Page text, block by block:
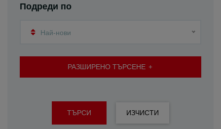
Подреди по
Най-нови
РАЗШИРЕНО ТЪРСЕНЕ
ТЪРСИ ИЗЧИСТИ